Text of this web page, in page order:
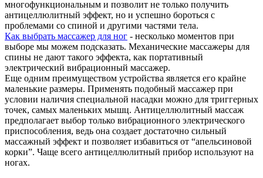
многофункциональным и позволит не только получить
антицеллюлитный эффект, но и успешно бороться с
проблемами со спиной и другими частями тела.
Как выбрать массажер для ног - несколько моментов при
выборе мы можем подсказать. Механические массажеры для
спины не дают такого эффекта, как портативный
электрический вибрационный массажер.
Еще одним преимуществом устройства является его крайне
маленькие размеры. Применять подобный массажер при
условии наличия специальной насадки можно для триггерных
точек, самых маленьких мышц. Антицеллюлитный массаж
предполагает выбор только вибрационного электрического
приспособления, ведь она создает достаточно сильный
массажный эффект и позволяет избавиться от “апельсиновой
корки”. Чаще всего антицеллюлитный прибор используют на
ногах.